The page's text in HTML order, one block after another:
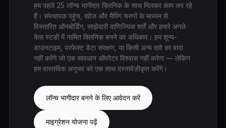
हम पहले 25 लॉन्च भागीदार क्लिनिक के साथ मिलकर काम कर रहे
हैं। संस्थापक पहुंच, खोज और मैपिंग चरणों के माध्यम से
विस्तारित ऑनबोर्डिंग, साझेदारी वाणिज्यिक शर्तें और हमारे अगले
केस स्टडी में नामित क्लिनिक बनने का अधिकार। हम शून्य-
डाउनटाइम, परफेक्ट डेटा संरक्षण, या किसी अन्य दावे का वादा
नहीं करेंगे जो एक सावधान ऑपरेटर विश्वास नहीं करेगा — लेकिन
हम वास्तविक अनुभव को एक साथ दस्तावेज़ीकृत करेंगे।
लॉन्च भागीदार बनने के लिए आवेदन करें
माइग्रेशन योजना पढ़ें